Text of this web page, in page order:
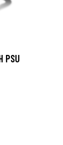
PSU